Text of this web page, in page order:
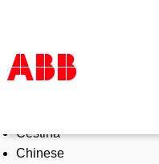
Products & Solutions
Industries
Čeština
Chinese